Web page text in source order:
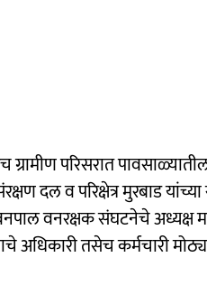
ग्रामीण परिसरात
दल व परिक्षेत्र मुरबाड
वनरक्षक संघटनेचे अध्यक्ष
अधिकारी तसेच कर्मचारी